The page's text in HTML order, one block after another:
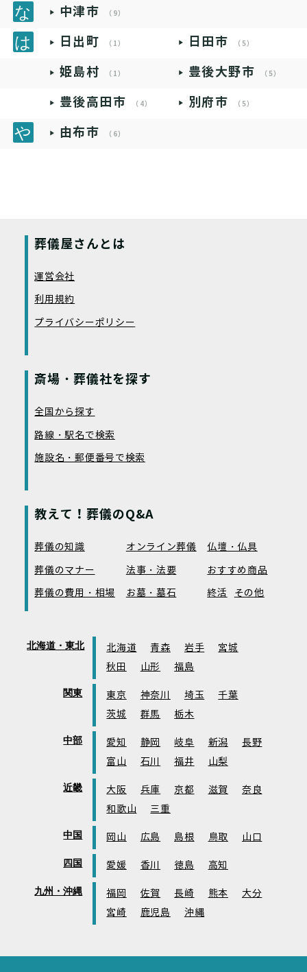
中津市 （9）
日出町 （1） 日田市 （5）
姫島村 （1） 豊後大野市 （5）
豊後高田市 （4） 別府市 （5）
由布市 （6）
葬儀屋さんとは
運営会社
利用規約
プライバシーポリシー
斎場・葬儀社を探す
全国から探す
路線・駅名で検索
施設名・郵便番号で検索
教えて！葬儀のQ&A
葬儀の知識 オンライン葬儀
仏壇・仏具
葬儀のマナー
法事・法要
おすすめ商品
葬儀の費用・相場
お墓・墓石 終活 その他
北海道・東北 北海道 青森 岩手
宮城
秋田
山形 福島
関東 東京 神奈川 埼玉
千葉
茨城
群馬 栃木
中部 愛知 静岡 岐阜 新潟
長野
富山
石川 福井 山梨
近畿 大阪 兵庫 京都 滋賀
奈良
和歌山
三重
中国 岡山 広島 島根 鳥取 山口
四国 愛媛 香川 徳島 高知
九州・沖縄 福岡 佐賀 長崎 熊本
大分
宮崎
鹿児島 沖縄